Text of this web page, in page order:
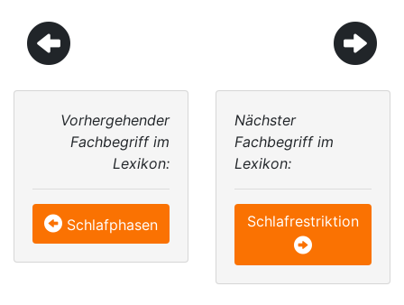
Vorhergehender
Fachbegriff im
Lexikon:
Schlafphasen
Nächster
Fachbegriff im
Lexikon:
Schlafrestriktion